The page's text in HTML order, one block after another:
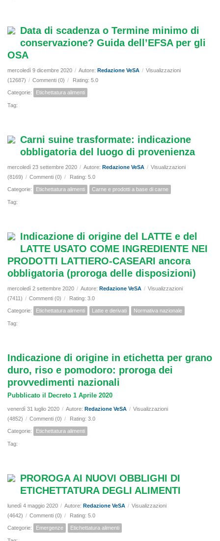
Data di scadenza o Termine minimo di
conservazione? Guida dell’EFSA per gli
OSA
mercoledì 9 dicembre 2020 / Autore: Redazione VeSA / Visualizzazioni
(12687) / Commenti (0) / Rating: 5.0
Categorie: Etichettatura alimenti
Tag:
Carni suine trasformate: indicazione
obbligatoria del luogo di provenienza
mercoledì 23 settembre 2020 / Autore: Redazione VeSA / Visualizzazioni
(8169) / Commenti (0) / Rating: 5.0
Categorie: Etichettatura alimenti Carne e prodotti a base di carne
Tag:
Indicazione di origine del LATTE e del
LATTE USATO COME INGREDIENTE NEI
PRODOTTI LATTIERO-CASEARI ancora
obbligatoria (proroga delle disposizioni)
mercoledì 2 settembre 2020 / Autore: Redazione VeSA / Visualizzazioni
(7411) / Commenti (0) / Rating: 3.0
Categorie: Etichettatura alimenti Latte e derivati Normativa nazionale
Tag:
Indicazione di origine in etichetta per grano
duro, riso e pomodoro: proroga dei
provvedimenti nazionali
Pubblicato il Decreto 1 Aprile 2020
venerdì 31 luglio 2020 / Autore: Redazione VeSA / Visualizzazioni
(4852) / Commenti (0) / Rating: 3.0
Categorie: Etichettatura alimenti
Tag:
PROROGA AI NUOVI OBBLIGHI DI
ETICHETTATURA DEGLI ALIMENTI
lunedì 4 maggio 2020 / Autore: Redazione VeSA / Visualizzazioni
(4642) / Commenti (0) / Rating: 5.0
Categorie: Emergenze Etichettatura alimenti